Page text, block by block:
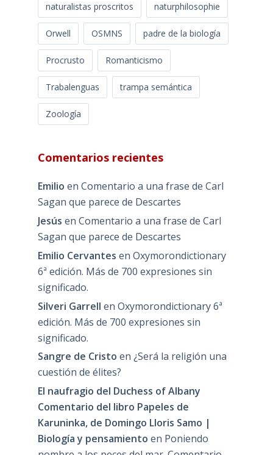
naturalistas proscritos naturphilosophie
Orwell OSMNS padre de la biología
Procrusto Romanticismo
Trabalenguas trampa semántica
Zoología
Comentarios recientes
Emilio en Comentario a una frase de Carl
Sagan que parece de Descartes
Jesús en Comentario a una frase de Carl
Sagan que parece de Descartes
Emilio Cervantes en Oxymorondictionary
6ª edición. Más de 700 expresiones sin
significado.
Silveri Garrell en Oxymorondictionary 6ª
edición. Más de 700 expresiones sin
significado.
Sangre de Cristo en ¿Será la religión una
cuestión de élites?
El naufragio del Duchess of Albany
Comentario del libro Papeles de
Karuninka, de Domingo Lloris Samo |
Biología y pensamiento en Poniendo